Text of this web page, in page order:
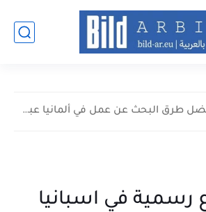
أفضل طرق البحث عن عمل في ألمانيا عبر الإنترنت 2026
في اسبانيا